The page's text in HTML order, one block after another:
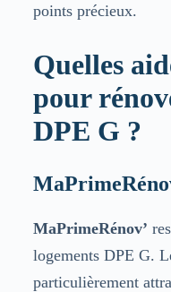
points précieux.
Quelles
pour
DPE G ?
MaPrimeRénov’
logements DPE G.
particulièrement